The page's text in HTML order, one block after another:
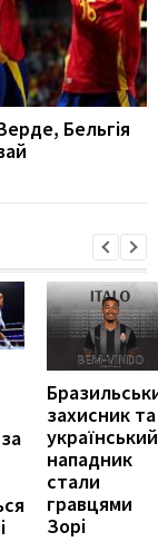
Бельгія
захисник та
український
нападник
стали
гравцями
Зорі